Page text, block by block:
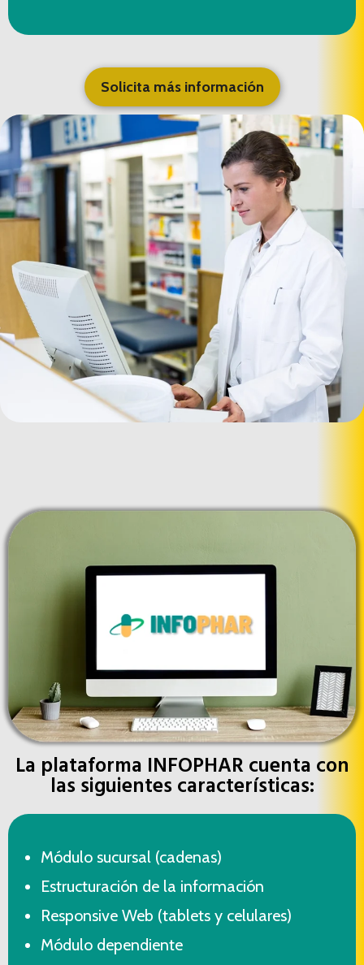
Solicita más información
La plataforma INFOPHAR cuenta con
las siguientes características:
⁠Módulo sucursal (cadenas)
⁠Estructuración de la información
⁠⁠Responsive Web (tablets y celulares)
⁠Módulo dependiente